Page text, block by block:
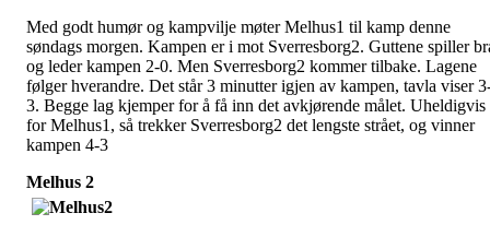
Med godt humør og kampvilje møter Melhus1 til kamp denne
søndags morgen. Kampen er i mot Sverresborg2. Guttene spiller
og leder kampen 2-0. Men Sverresborg2 kommer tilbake. Lagene
følger hverandre. Det står 3 minutter igjen av kampen, tavla viser
3. Begge lag kjemper for å få inn det avkjørende målet. Uheldigvis
for Melhus1, så trekker Sverresborg2 det lengste strået, og vinner
kampen 4-3
Melhus 2